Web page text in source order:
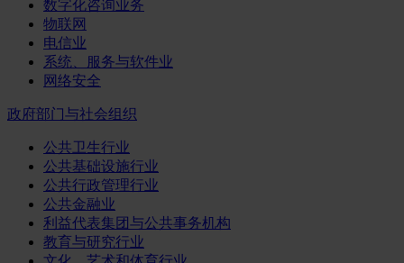
数字化咨询业务
物联网
电信业
系统、服务与软件业
网络安全
政府部门与社会组织
公共卫生行业
公共基础设施行业
公共行政管理行业
公共金融业
利益代表集团与公共事务机构
教育与研究行业